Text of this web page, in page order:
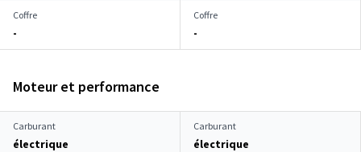
Coffre
-
Coffre
-
Moteur et performance
Carburant
électrique
Carburant
électrique